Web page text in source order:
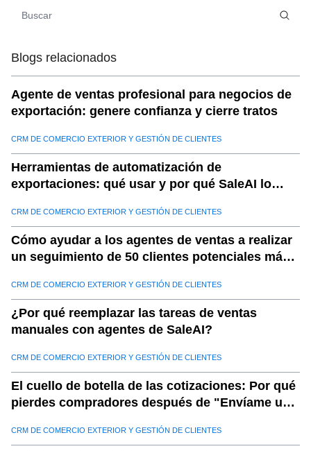
06. Ventaja competitiva de SaleAI
Blogs relacionados
Agente de ventas profesional para negocios de
exportación: genere confianza y cierre tratos
CRM DE COMERCIO EXTERIOR Y GESTIÓN DE CLIENTES
Herramientas de automatización de
exportaciones: qué usar y por qué SaleAI lo
CRM DE COMERCIO EXTERIOR Y GESTIÓN DE CLIENTES
Cómo ayudar a los agentes de ventas a realizar
un seguimiento de 50 clientes potenciales más
CRM DE COMERCIO EXTERIOR Y GESTIÓN DE CLIENTES
¿Por qué reemplazar las tareas de ventas
manuales con agentes de SaleAI?
CRM DE COMERCIO EXTERIOR Y GESTIÓN DE CLIENTES
El cuello de botella de las cotizaciones: Por qué
pierdes compradores después de "Envíame una
CRM DE COMERCIO EXTERIOR Y GESTIÓN DE CLIENTES